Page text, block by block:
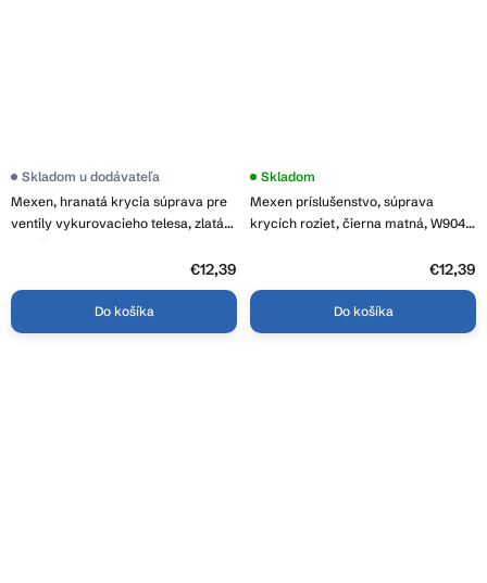
Mexen, hranatá krycia súprava pre
ventily vykurovacieho telesa, zlatá
lesklá, W910-000-50
Skladom u dodávateľa
€12,39
Do košíka
Mexen príslušenstvo, súprava
krycích roziet, čierna matná, W904-
Skladom
€12,39
Do košíka